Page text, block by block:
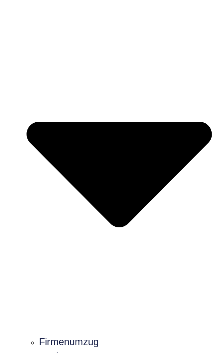
Firmenumzug